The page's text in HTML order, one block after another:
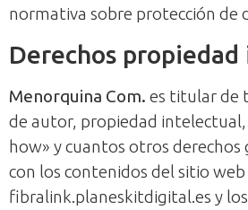
normativa sobre protección de
Derechos
Menorquina Com. es titular de
de autor, propiedad
how» y cuantos otros derechos
con los contenidos del sitio web
fibralink.planeskitdigital.es y